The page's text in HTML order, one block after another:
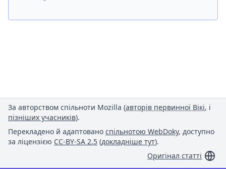
За авторством спільноти Mozilla (авторів первинної Вікі, і
пізніших учасників).
Перекладено й адаптовано спільнотою WebDoky, доступно
за ліцензією CC-BY-SA 2.5 (докладніше тут).
Оригінал статті